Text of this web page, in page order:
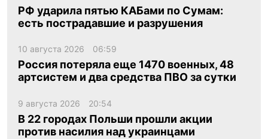
РФ ударила пятью КАБами по Сумам:
есть пострадавшие и разрушения
10 августа 2026 06:59
Россия потеряла еще 1470 военных, 48
артсистем и два средства ПВО за сутки
9 августа 2026 20:54
В 22 городах Польши прошли акции
против насилия над украинцами